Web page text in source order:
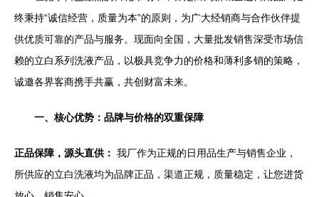
终秉持“诚信经营，质量为本”的原则，为广大经销商与合作伙伴提
供优质可靠的产品与服务。现面向全国，大量批发销售深受市场信
赖的立白系列洗液产品，以极具竞争力的价格和薄利多销的策略，
诚邀各界客商携手共赢，共创财富未来。
一、核心优势：品牌与价格的双重保障
正品保障，源头直供： 我厂作为正规的日用品生产与销售企业，
所供应的立白洗液均为品牌正品，渠道正规，质量稳定，让您进货